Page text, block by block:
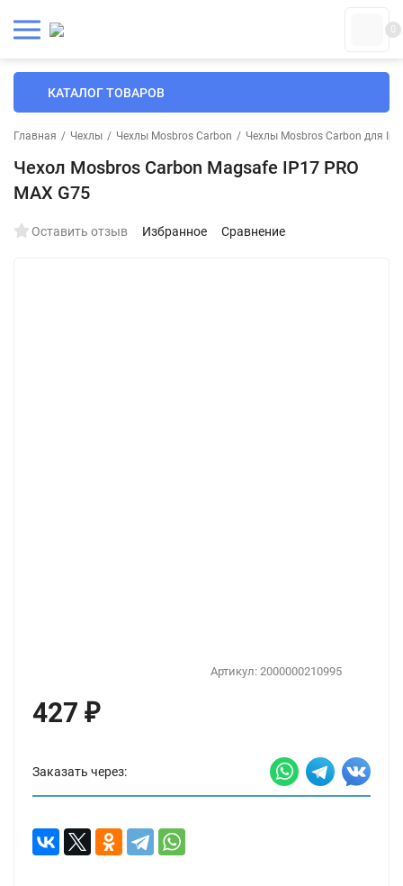
0
КАТАЛОГ ТОВАРОВ
Главная / Чехлы / Чехлы Mosbros Carbon / Чехлы Mosbros Carbon для
Чехол Mosbros Carbon Magsafe IP17 PRO
MAX G75
Оставить отзыв Избранное Сравнение
Артикул: 2000000210995
427 ₽
Заказать через: